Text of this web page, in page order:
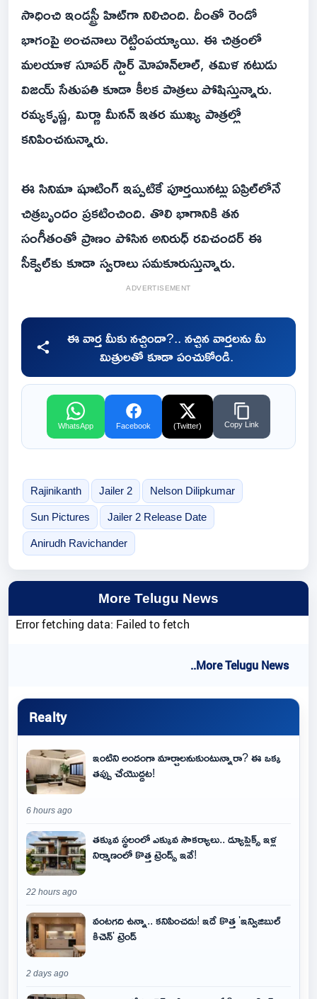
సాధించి ఇండస్ట్రీ హిట్‌గా నిలిచింది. దీంతో రెండో
భాగంపై అంచనాలు రెట్టింపయ్యాయి. ఈ చిత్రంలో
మలయాళ సూపర్ స్టార్ మోహన్‌లాల్, తమిళ నటుడు
విజయ్ సేతుపతి కూడా కీలక పాత్రలు పోషిస్తున్నారు.
రమ్యకృష్ణ, మిర్ణా మీనన్ ఇతర ముఖ్య పాత్రల్లో
కనిపించనున్నారు.
ఈ సినిమా షూటింగ్ ఇప్పటికే పూర్తయినట్లు ఏప్రిల్‌లోనే
చిత్రబృందం ప్రకటించింది. తొలి భాగానికి తన
సంగీతంతో ప్రాణం పోసిన అనిరుధ్ రవిచందర్ ఈ
సీక్వెల్‌కు కూడా స్వరాలు సమకూరుస్తున్నారు.
ADVERTISEMENT
ఈ వార్త మీకు నచ్చిందా?.. నచ్చిన వార్తలను మీ
మిత్రులతో కూడా పంచుకోండి.
WhatsApp Facebook (Twitter) Copy Link
Rajinikanth Jailer 2 Nelson Dilipkumar
Sun Pictures Jailer 2 Release Date
Anirudh Ravichander
More Telugu News
Error fetching data: Failed to fetch
..More Telugu News
Realty
ఇంటిని అందంగా మార్చాలనుకుంటున్నారా? ఈ ఒక్క
తప్పు చేయొద్దట!
6 hours ago
తక్కువ స్థలంలో ఎక్కువ సౌకర్యాలు.. డ్యూప్లెక్స్ ఇళ్ల
నిర్మాణంలో కొత్త ట్రెండ్స్ ఇవే!
22 hours ago
వంటగది ఉన్నా.. కనిపించదు! ఇదే కొత్త 'ఇన్విజిబుల్
కిచెన్' ట్రెండ్
2 days ago